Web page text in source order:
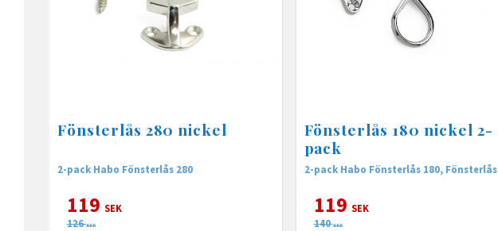
Fönsterlås 280 nickel
2-pack Habo Fönsterlås 280
119 SEK
126 SEK
Fönsterlås 180 nickel 2-
pack
2-pack Habo Fönsterlås 180, Fönsterlås
119 SEK
140 SEK